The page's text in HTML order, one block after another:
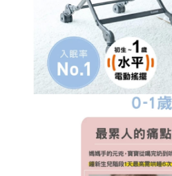
「AFTEE先享後付」，若未經同意申辦者
４．使用「AFTEE先享後付」時，將依據
時審查核予不同之上限額度；若仍有額度
請求用戶進行身份認證。
５．嚴禁一人註冊多個帳號或使用他人資
恩沛科技股份有限公司將有權停止該用戶